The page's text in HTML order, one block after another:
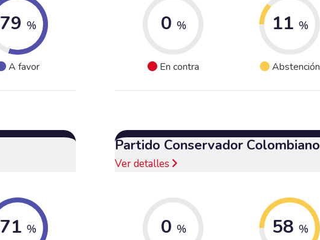
79 %
A favor
0 %
En contra
11 %
Abstención
71 %
Partido Conservador Colombiano
Ver detalles
0 % 58 %